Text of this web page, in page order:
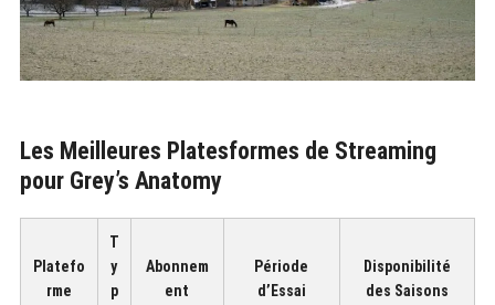
Les Meilleures Platesformes de Streaming
pour Grey’s Anatomy
Platefo
rme
T
y
p
Abonnem
ent
Période
d’Essai
Disponibilité
des Saisons